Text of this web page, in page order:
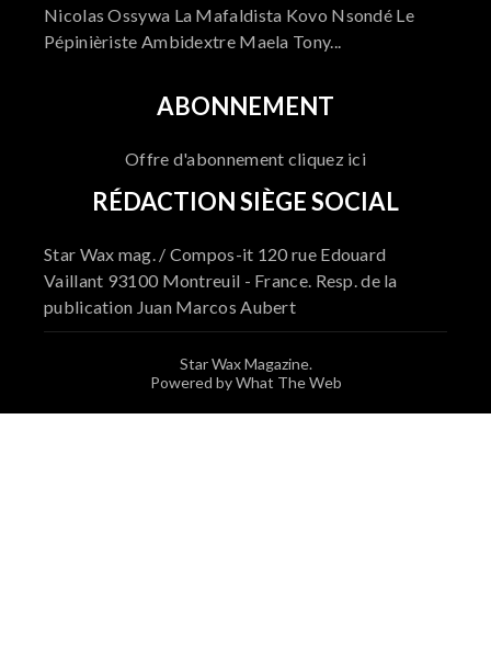
Nicolas Ossywa La Mafaldista Kovo Nsondé Le
Pépinièriste Ambidextre Maela Tony...
ABONNEMENT
Offre d'abonnement cliquez ici
RÉDACTION SIÈGE SOCIAL
Star Wax mag. / Compos-it 120 rue Edouard
Vaillant 93100 Montreuil - France. Resp. de la
publication Juan Marcos Aubert
Star Wax Magazine.
Powered by What The Web